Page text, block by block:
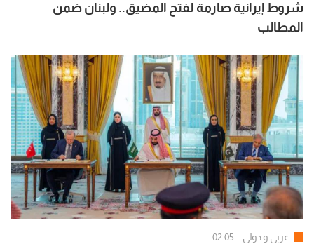
شروط إيرانية صارمة لفتح المضيق.. ولبنان ضمن
المطالب
عربي و دولي 02:05